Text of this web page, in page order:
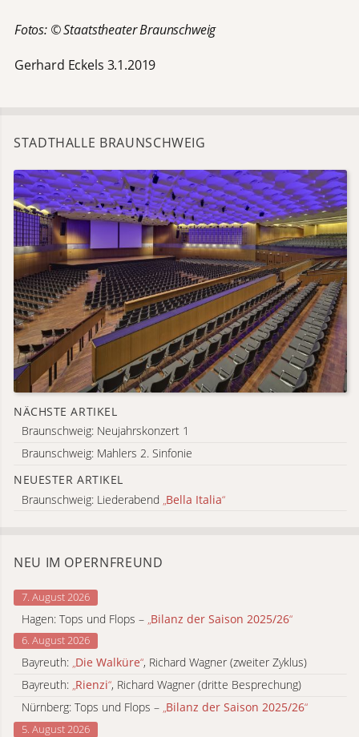
Fotos: © Staatstheater Braunschweig
Gerhard Eckels 3.1.2019
STADTHALLE BRAUNSCHWEIG
NÄCHSTE ARTIKEL
Braunschweig: Neujahrskonzert 1
Braunschweig: Mahlers 2. Sinfonie
NEUESTER ARTIKEL
Braunschweig: Liederabend Bella Italia“
NEU IM OPERNFREUND
7. August 2026
Hagen: Tops und Flops – Bilanz der Saison 2025/26“
6. August 2026
Bayreuth: „Die Walküre“, Richard Wagner (zweiter Zyklus)
Bayreuth: „Rienzi“, Richard Wagner (dritte Besprechung)
Nürnberg: Tops und Flops – „Bilanz der Saison 2025/26“
5. August 2026